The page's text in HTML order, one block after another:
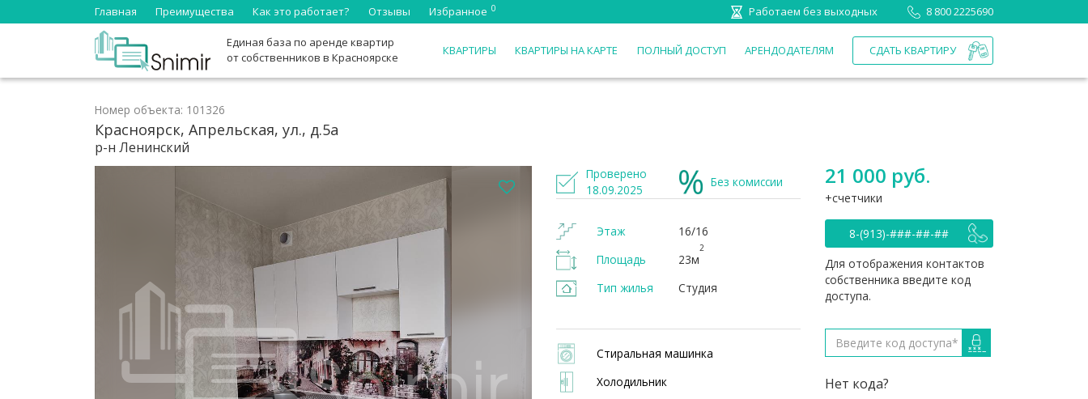
Главная Преимущества Как это работает? Отзывы Избранное 0 Работаем без выходных 8 800 2225690
Единая база по аренде квартир
от собственников в Красноярске
КВАРТИРЫ КВАРТИРЫ НА КАРТЕ ПОЛНЫЙ ДОСТУП АРЕНДОДАТЕЛЯМ СДАТЬ КВАРТИРУ
Номер объекта: 101326
Красноярск, Апрельская, ул., д.5а
р-н Ленинский
Проверено
18.09.2025
Без комиссии
Этаж
16/16
Площадь
23м
2
Тип жилья Студия
21 000 руб.
счетчики
8-(913)-###-##-##
Для отображения контактов
собственника введите код
доступа.
Стиральная машинка
Холодильник
Нет кода?